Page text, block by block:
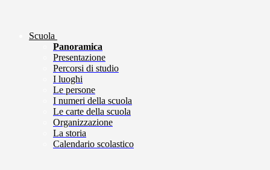
Scuola
Panoramica
Presentazione
Percorsi di studio
I luoghi
Le persone
I numeri della scuola
Le carte della scuola
Organizzazione
La storia
Calendario scolastico